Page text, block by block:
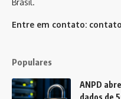
Brasil.
Entre em contato:
Populares
ANPD